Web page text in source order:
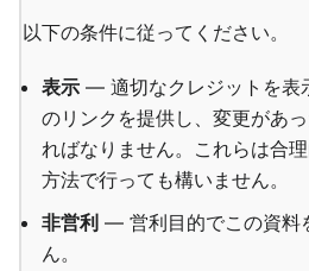
以下の条件に従ってください。
表示 — 適切なクレジットを表
のリンクを提供し、変更があ
ればなりません。これらは合
方法で行っても構いません。
非営利 — 営利目的でこの資料
ん。